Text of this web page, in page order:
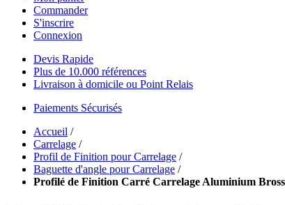
Commander
S'inscrire
Connexion
Devis Rapide
Plus de 10.000 références
Livraison à domicile ou Point Relais
Paiements Sécurisés
Accueil /
Carrelage /
Profil de Finition pour Carrelage /
Baguette d'angle pour Carrelage /
Profilé de Finition Carré Carrelage Aluminium